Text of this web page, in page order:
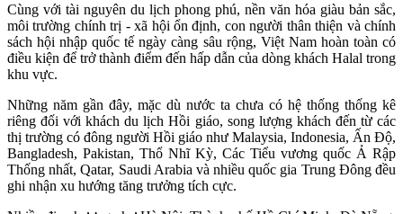
Cùng với tài nguyên du lịch phong phú, nền văn hóa giàu bản sắc,
môi trường chính trị - xã hội ổn định, con người thân thiện và chính
sách hội nhập quốc tế ngày càng sâu rộng, Việt Nam hoàn toàn có
điều kiện để trở thành điểm đến hấp dẫn của dòng khách Halal trong
khu vực.
Những năm gần đây, mặc dù nước ta chưa có hệ thống thống kê
riêng đối với khách du lịch Hồi giáo, song lượng khách đến từ các
thị trường có đông người Hồi giáo như Malaysia, Indonesia, Ấn Độ,
Bangladesh, Pakistan, Thổ Nhĩ Kỳ, Các Tiểu vương quốc Ả Rập
Thống nhất, Qatar, Saudi Arabia và nhiều quốc gia Trung Đông đều
ghi nhận xu hướng tăng trưởng tích cực.